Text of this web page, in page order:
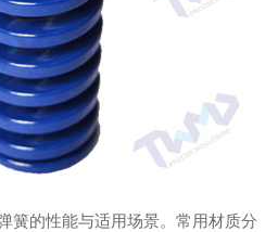
簧的性能与适用场景。常用材质分